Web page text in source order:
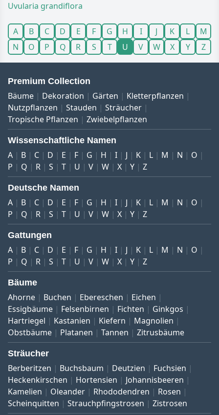
Uvularia grandiflora
A B C D E F G H I J K L
M
N
O P Q R S T U V W X Y Z
Premium Collection
Bäume Dekoration Gärten
Kletterpflanzen
Nutzpflanzen
Stauden
Sträucher
Tropische Pflanzen
Zwiebelpflanzen
Wissenschaftliche Namen
A B C D E F G H I J K L M N
O
P
Q R S T U V W X Y Z
Deutsche Namen
A B C D E F G H I J K L M N
O
P
Q R S T U V W X Y Z
Gattungen
A B C D E F G H I J K L M N
O
P
Q R S T U V W X Y Z
Bäume
Ahorne Buchen Ebereschen
Eichen
Essigbäume
Felsenbirnen Fichten
Ginkgos
Hartriegel
Kastanien Kiefern
Magnolien
Obstbäume
Platanen Tannen Zitrusbäume
Sträucher
Berberitzen Buchsbaum Deutzien
Fuchsien
Heckenkirschen
Hortensien
Johannisbeeren
Kamelien
Oleander Rhododendren
Rosen
Scheinquitten
Strauchpfingstrosen Zistrosen